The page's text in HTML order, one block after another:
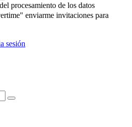
procesamiento de los datos
enviarme invitaciones para
sesión